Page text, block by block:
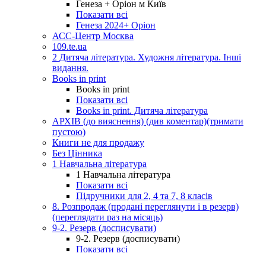
Генеза + Оріон м Київ
Показати всі
Генеза 2024+ Оріон
АСС-Центр Москва
109.te.ua
2 Дитяча література. Художня література. Інші
видання.
Books in print
Books in print
Показати всі
Books in print. Дитяча література
АРХІВ (до вияснення) (див коментар)(тримати
пустою)
Книги не для продажу
Без Цінника
1 Навчальна література
1 Навчальна література
Показати всі
Підручники для 2, 4 та 7, 8 класів
8. Розпродаж (продані переглянути і в резерв)
(переглядати раз на місяць)
9-2. Резерв (досписувати)
9-2. Резерв (досписувати)
Показати всі